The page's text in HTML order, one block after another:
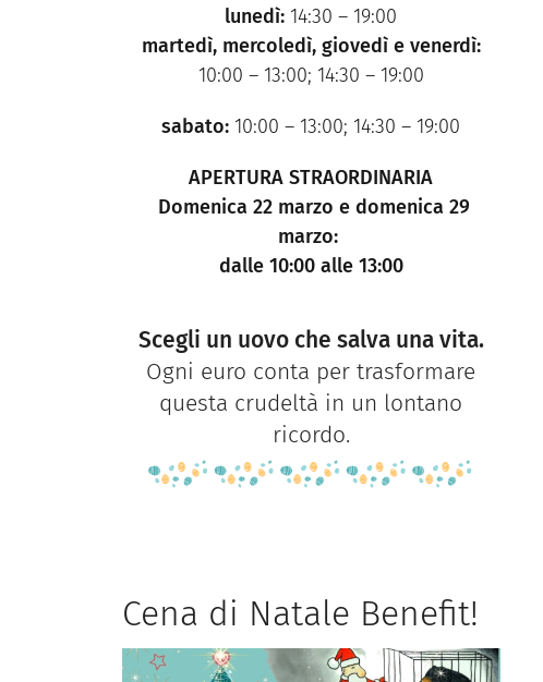
lunedì: 14:30 – 19:00
martedì, mercoledì, giovedì e venerdì:
10:00 – 13:00; 14:30 – 19:00
sabato: 10:00 – 13:00; 14:30 – 19:00
APERTURA STRAORDINARIA
Domenica 22 marzo e domenica 29
marzo:
dalle 10:00 alle 13:00
Scegli un uovo che salva una vita.
Ogni euro conta per trasformare
questa crudeltà in un lontano
ricordo.
Cena di Natale Benefit!